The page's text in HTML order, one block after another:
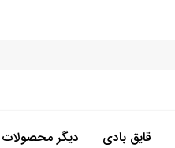
قایق بادی دیگر محصولات